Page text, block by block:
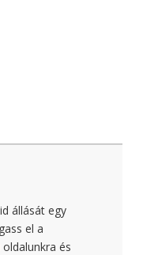
állását egy
el a
oldalunkra és